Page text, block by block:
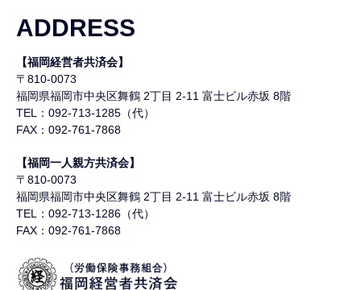
ADDRESS
【福岡経営者共済会】
〒810-0073
福岡県福岡市中央区舞鶴 2丁目 2-11 富士ビル赤坂 8階
TEL：092-713-1285（代）
FAX：092-761-7868
【福岡一人親方共済会】
〒810-0073
福岡県福岡市中央区舞鶴 2丁目 2-11 富士ビル赤坂 8階
TEL：092-713-1286（代）
FAX：092-761-7868